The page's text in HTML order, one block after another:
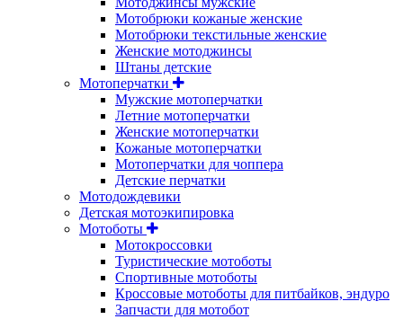
Мотобрюки кожаные женские
Мотобрюки текстильные женские
Женские мотоджинсы
Штаны детские
Мотоперчатки
Мужские мотоперчатки
Летние мотоперчатки
Женские мотоперчатки
Кожаные мотоперчатки
Мотоперчатки для чоппера
Детские перчатки
Мотодождевики
Детская мотоэкипировка
Мотоботы
Мотокроссовки
Туристические мотоботы
Спортивные мотоботы
Кроссовые мотоботы для питбайков, эндуро
Запчасти для мотобот